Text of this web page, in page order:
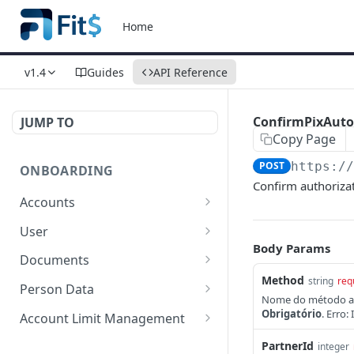
Home
v1.4 Guides API Reference
JUMP TO
ONBOARDING
Accounts
New Account for
Individual
Companies
Limited Account POST
User
Create User
Documents
Resend Documents
Get document
Person Data
Update Person Data for
Account Limit Management
Copy Page
POST https://
Confirm
Body Params
Method string
Nome do método
Obrigatório. Erro:
PartnerId integer